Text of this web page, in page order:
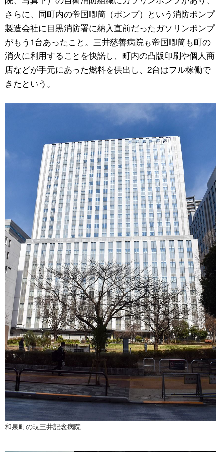
さらに、同町内の帝国喞筒（ポンプ）という消防ポンプ
製造会社に目黒消防署に納入直前だったガソリンポンプ
がもう1台あったこと。三井慈善病院も帝国喞筒も町の
消火に利用することを快諾し、町内の凸版印刷や個人商
店などが手元にあった燃料を供出し、2台はフル稼働で
きたという。
和泉町の現三井記念病院